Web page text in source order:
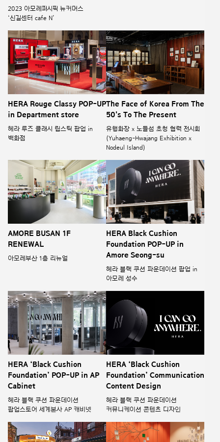
‘신길센터 cafe N’
HERA Rouge Classy POP-UP
in Department store
헤라 루즈 클래시 립스틱 팝업 in
백화점
The Face of Korea From The
50's To The Present
(Yuhaeng-Hwajang Exhibition x
Nodeul Island)
AMORE BUSAN 1F
RENEWAL
HERA Black Cushion
Foundation POP-UP in
Amore Seong-su
헤라 블랙 쿠션 파운데이션 팝업 in
아모레 성수
HERA ‘Black Cushion
Foundation’ POP-UP in AP
Cabinet
팝업스토어 세계본사 AP 캐비넷
HERA ‘Black Cushion
Foundation’ Communication
Content Design
헤라 블랙 쿠션 파운데이션
커뮤니케이션 콘텐츠 디자인